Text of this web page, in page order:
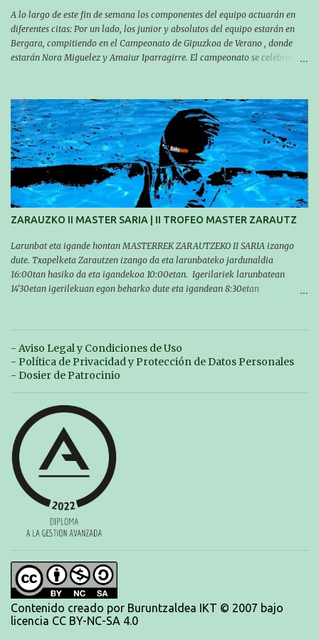
A lo largo de este fin de semana los componentes del equipo actuarán en
diferentes citas: Por un lado, los junior y absolutos del equipo estarán en
Bergara, compitiendo en el Campeonato de Gipuzkoa de Verano , donde
estarán Nora Miguelez y Amaiur Iparragirre. El campeonato se celebrará
sábado por la tarde a las 16:30. Por otro lado, otro grupo pequeño actuará
en el polideportivo Antzizar de Beasain en el XXIIIº memorial Leire
Contreras , en una mañana popular festiva organizada por el club Igartza.
Las pruebas empezarán a las 10:30, a las 11:30 habrá pruebas populares
australianas y después habrá un almuerzo para todos y todas las
participantes. Toda la información sobre convocatorias y competiciones la
encontraréis en nuestra web, en el siguiente enlace:
https://www.es.buruntzaldeaikt.eus/competici%C3%B3n/egutegia#h.9xisch
p06awl ¡Mucha suert...
ZARAUZKO II MASTER SARIA | II TROFEO MASTER ZARAUTZ
Larunbat eta igande hontan MASTERREK ZARAUTZEKO II SARIA izango
dute. Txapelketa Zarautzen izango da eta larunbateko jardunaldia
16:00tan hasiko da eta igandekoa 10:00etan. Igerilariek larunbatean
14'30etan igerilekuan egon beharko dute eta igandean 8:30etan
domingo los MASTERS tendrán el II TROFEO MASTER DE ZARAUTZ. La
competición se celebrará en Zarautz a las 16:00 la jornada del sabado y a
las 10:00 la del domingo. Los/las nadadores/as tendrán que estar en la
piscina a las 14:30 el sabado y a las 8:30 el domingo (polideportivo
- Aviso Legal y Condiciones de Uso
- Política de Privacidad y Protección de Datos Personales
- Dosier de Patrocinio
Contenido creado por Buruntzaldea IKT © 2007 bajo
licencia CC BY-NC-SA 4.0